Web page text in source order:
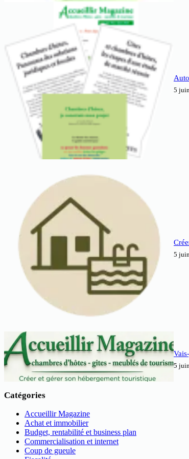
5
5
5
Catégories
Accueillir Magazine
Achat et immobilier
Budget, rentabilité et business plan
Commercialisation et internet
Coup de gueule